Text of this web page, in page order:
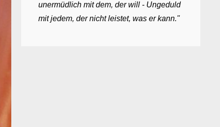
unermüdlich mit dem, der will - Ungeduld
mit jedem, der nicht leistet, was er kann."